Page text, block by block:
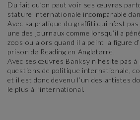
Du fait qu’on peut voir ses œuvres
stature internationale incomparable
Avec sa pratique du graffiti qui n’est
une des journaux comme lorsqu’il a
zoos ou alors quand il a peint la figure
prison de Reading en Angleterre.
Avec ses œuvres Banksy n’hésite pas
questions de politique internationale,
et il est donc devenu l’un des artistes
le plus à l’international.